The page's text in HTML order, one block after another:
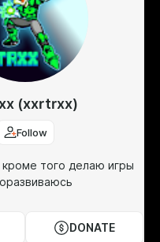
(xxrtrxx)
Follow
того делаю игры
DONATE